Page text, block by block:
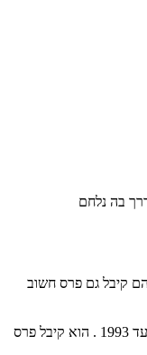
בה נלחם
קיבל גם פרס חשוב
לקושיאנצ'ק, עורך דין במקצועו, היתה קריירה משגשגת גם בעולם העסקים ובחיים הפוליטיים. הוא היה חבר בפרלמנט הסלובני בין השנים 1982-1997 , נשיא חברת התעופה הסלובנית Adria מ- 1982 ועד 1993 . הוא קיבל פרס